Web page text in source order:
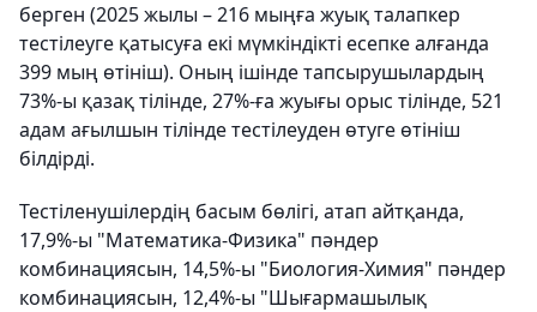
берген (2025 жылы – 216 мыңға жуық талапкер
тестілеуге қатысуға екі мүмкіндікті есепке алғанда
399 мың өтініш). Оның ішінде тапсырушылардың
73%-ы қазақ тілінде, 27%-ға жуығы орыс тілінде, 521
адам ағылшын тілінде тестілеуден өтуге өтініш
білдірді.
Тестіленушілердің басым бөлігі, атап айтқанда,
17,9%-ы "Математика-Физика" пәндер
комбинациясын, 14,5%-ы "Биология-Химия" пәндер
комбинациясын, 12,4%-ы "Шығармашылық